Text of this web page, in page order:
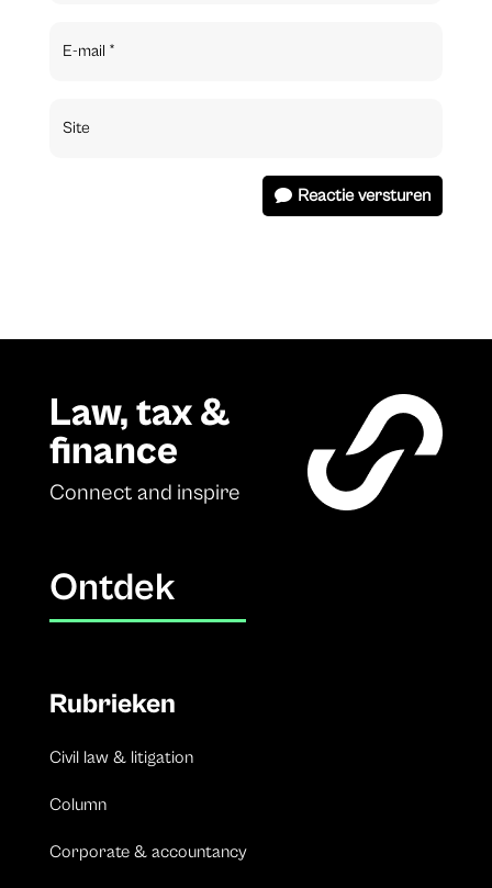
Reactie versturen
Law, tax &
finance
Connect and inspire
Ontdek
Rubrieken
Civil law & litigation
Column
Corporate & accountancy